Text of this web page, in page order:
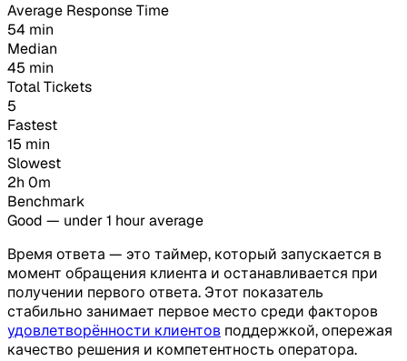
Average Response Time
54 min
Median
45 min
Total Tickets
5
Fastest
15 min
Slowest
2h 0m
Benchmark
Good — under 1 hour average
Время ответа — это таймер, который запускается в
момент обращения клиента и останавливается при
получении первого ответа. Этот показатель
стабильно занимает первое место среди факторов
удовлетворённости клиентов поддержкой, опережая
качество решения и компетентность оператора.